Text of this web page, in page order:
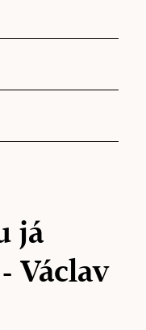
já
Václav